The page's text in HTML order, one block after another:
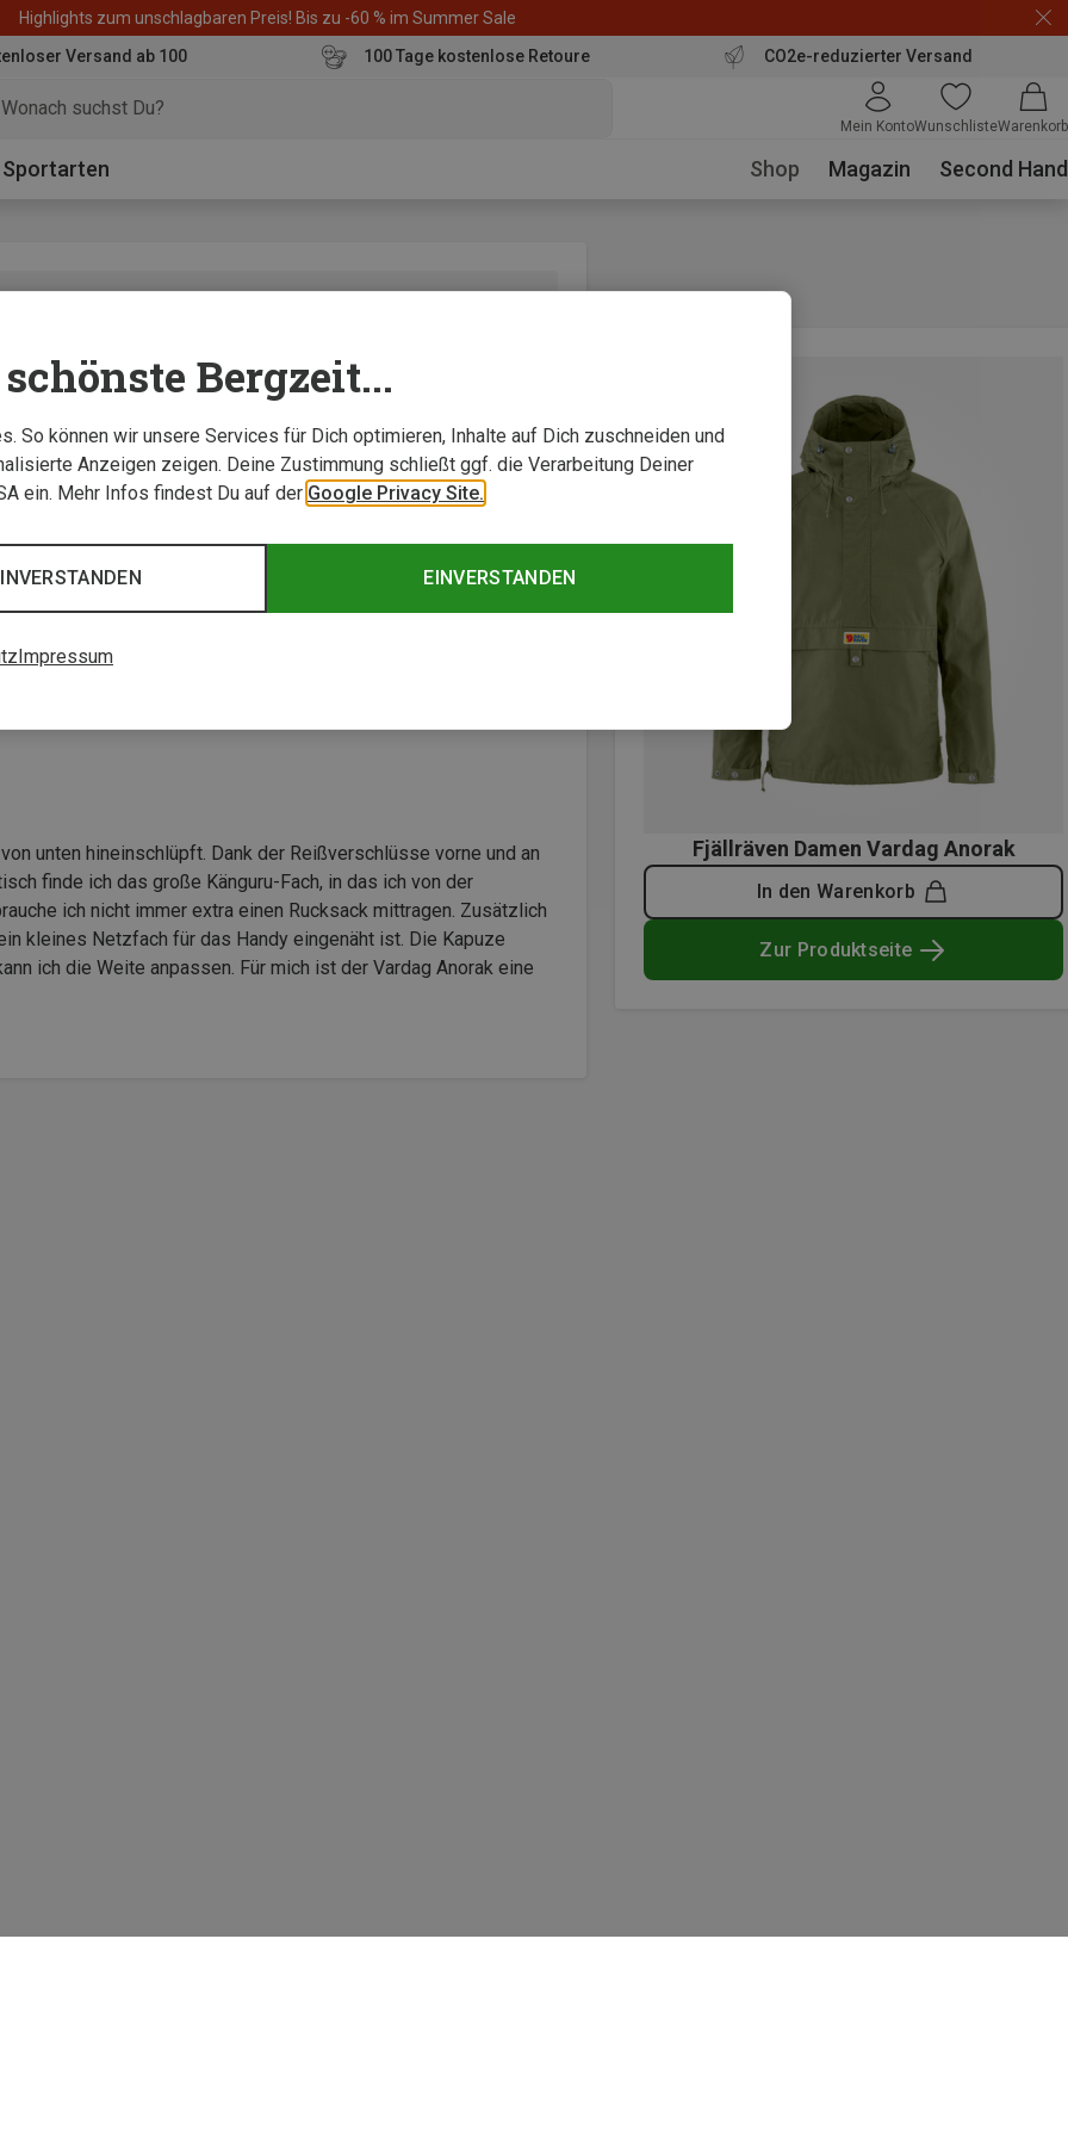
Highlights zum unschlagbaren Preis! Bis zu -60 % im Summer Sale
Versand ab 100
100 Tage kostenlose Retoure CO2e-reduzierter Versand
Mein KontoWunschlisteWarenkorb
Sportarten Shop Magazin Second Hand
Känguru-Fach, in das ich von der Wasserflasche bis zur
unten hineinschlüpft. Dank der Reißverschlüsse vorne und an
finde ich das große Känguru-Fach, in das ich von der
ich nicht immer extra einen Rucksack mittragen. Zusätzlich
kleines Netzfach für das Handy eingenäht ist. Die Kapuze
ich die Weite anpassen. Für mich ist der Vardag Anorak eine
Fjällräven Damen Vardag Anorak
In den Warenkorb
Zur Produktseite
Bergzeit...
So können wir unsere Services für Dich optimieren, Inhalte auf Dich zuschneiden und
Anzeigen zeigen. Deine Zustimmung schließt ggf. die Verarbeitung Deiner
ein. Mehr Infos findest Du auf der Google Privacy Site.
EINVERSTANDEN
Impressum